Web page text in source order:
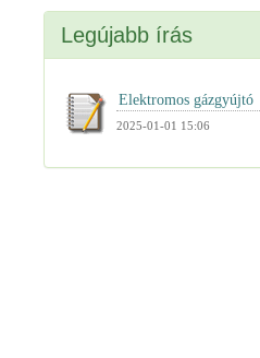
Legújabb írás
2025-01-01 15:06